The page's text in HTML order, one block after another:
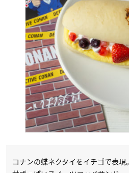
コナンの蝶ネクタイをイチゴで表現。